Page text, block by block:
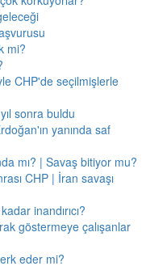
mi?
CHP'de seçilmişlerle
sonra buldu
yanında saf
mı? | Savaş bitiyor mu?
CHP | İran savaşı
inandırıcı?
göstermeye çalışanlar
eder mi?